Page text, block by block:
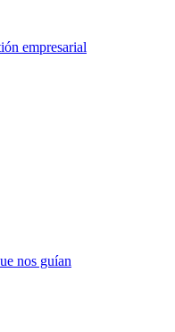
empresarial
nos guían